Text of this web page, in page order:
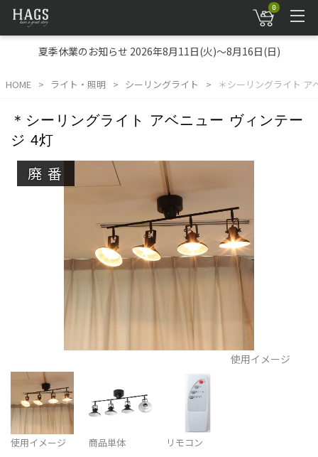
0
夏季休業のお知らせ 2026年8月11日(火)～8月16日(日)
HOME ライト・照明 シーリングライト ＊シーリングライト ア
＊シーリングライト アベニュー ヴィンテー
ジ 4灯
廃番
使用イメージ
使用イメージ 商品単体 リモコン